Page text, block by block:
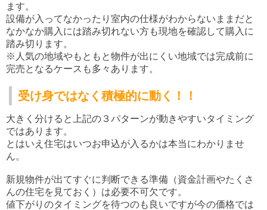
ます。
設備が入ってなかったり室内の仕様がわからないままだと
なかなか購入には踏み切れない方も現地を確認して購入に
踏み切ります。
※人気の地域やもともと物件が出にくい地域では完成前に
完売となるケースも多々あります。
受け身ではなく積極的に動く！！
大きく分けると上記の３パターンが動きやすいタイミング
ではあります。
とはいえ住宅はいつお申込が入るかは本当にわかりませ
ん。
新規物件が出てすぐに判断できる準備（資金計画やたくさ
んの住宅を見ておく）は必要不可欠です。
値下がりのタイミングを待つのも良いですが今の価格では